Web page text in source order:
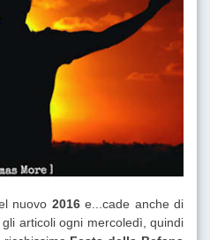
nuovo 2016e...cade anche di
articoli ogni mercoledì, quindi